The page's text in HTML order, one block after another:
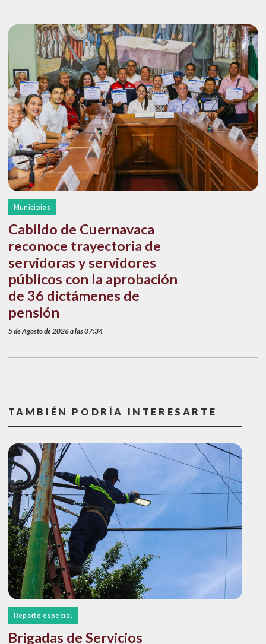
Municipios
Cabildo de Cuernavaca
reconoce trayectoria de
servidoras y servidores
públicos con la aprobación
de 36 dictámenes de
pensión
5 de Agosto de 2026 a las 07:34
TAMBIÉN PODRÍA INTERESARTE
Reporte especial
Brigadas de Servicios